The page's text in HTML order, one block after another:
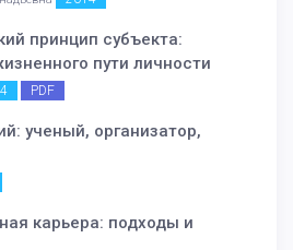
принцип субъекта:
пути личности
PDF
ученый, организатор,
карьера: подходы и